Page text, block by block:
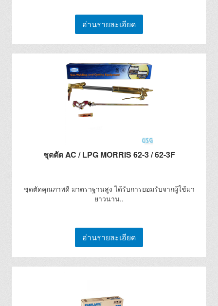
อ่านรายละเอียด
ชุดตัด AC / LPG MORRIS 62-3 / 62-3F
ชุดตัดคุณภาพดี มาตราฐานสูง ได้รับการยอมรับจากผู้ใช้มา
ยาวนาน..
อ่านรายละเอียด